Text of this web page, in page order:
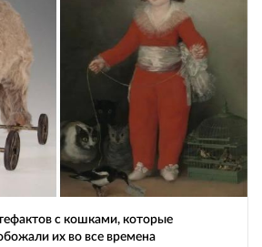
с кошками, которые
их во все времена